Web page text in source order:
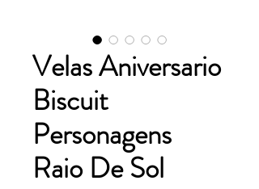
Velas Aniversario
Biscuit
Personagens
Raio De Sol